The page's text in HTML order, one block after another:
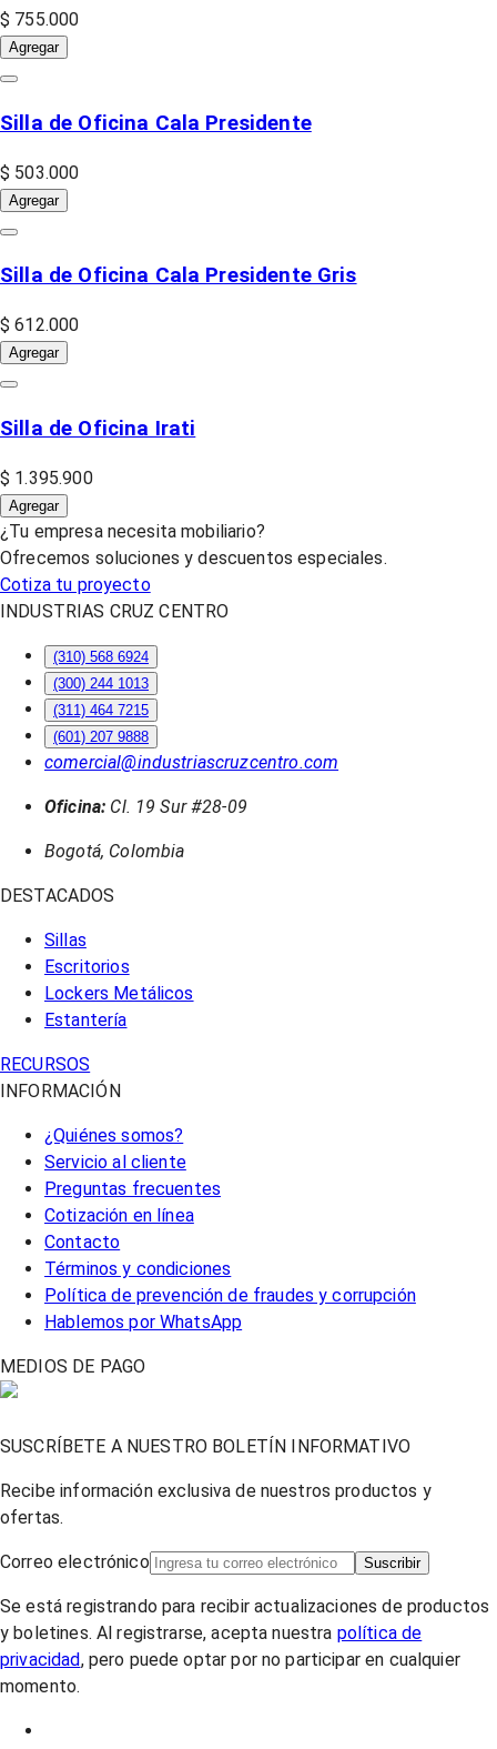
$ 755.000
Agregar
Silla de Oficina Cala Presidente
$ 503.000
Agregar
Silla de Oficina Cala Presidente Gris
$ 612.000
Agregar
Silla de Oficina Irati
$ 1.395.900
Agregar
¿Tu empresa necesita mobiliario?
Ofrecemos soluciones y descuentos especiales.
Cotiza tu proyecto
INDUSTRIAS CRUZ CENTRO
(310) 568 6924
(300) 244 1013
(311) 464 7215
(601) 207 9888
comercial@industriascruzcentro.com
Oficina: Cl. 19 Sur #28-09
Bogotá, Colombia
DESTACADOS
Sillas
Escritorios
Lockers Metálicos
Estantería
RECURSOS
INFORMACIÓN
¿Quiénes somos?
Servicio al cliente
Preguntas frecuentes
Cotización en línea
Contacto
Términos y condiciones
Política de prevención de fraudes y corrupción
Hablemos por WhatsApp
MEDIOS DE PAGO
SUSCRÍBETE A NUESTRO BOLETÍN INFORMATIVO
Recibe información exclusiva de nuestros productos y
ofertas.
Correo electrónico Suscribir
Se está registrando para recibir actualizaciones de productos
y boletines. Al registrarse, acepta nuestra política de
privacidad, pero puede optar por no participar en cualquier
momento.